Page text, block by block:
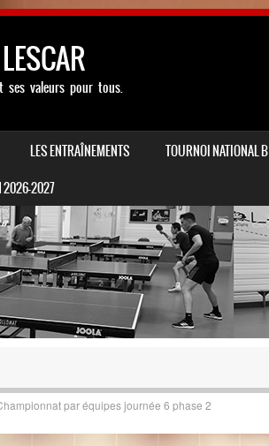
ses valeurs pour tous.
LES ENTRAÎNEMENTS TOURNOI NATIONAL B
2026-2027
par équipes journée 6 phase 2